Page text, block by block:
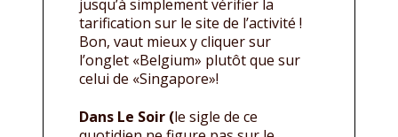
jusqu’à simplement vérifier la
tarification sur le site de l’activité !
Bon, vaut mieux y cliquer sur
l’onglet «Belgium» plutôt que sur
celui de «Singapore»!
Dans Le Soir (le sigle de ce